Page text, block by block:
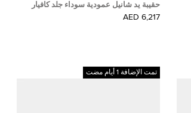
حقيبة يد شانيل عمودية سوداء جلد كافيار
بمقبض علوي
6,217 AED
تمت الإضافة 1 أيام مضت